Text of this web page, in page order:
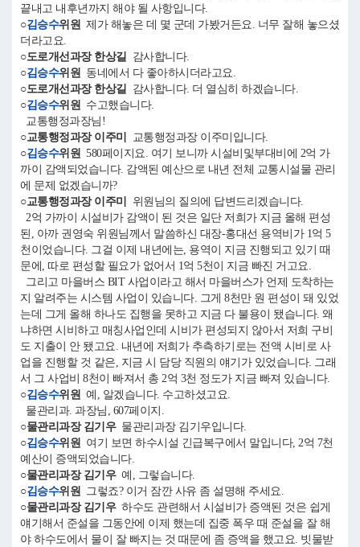
끝내고 내후년까지 해야 될 사항입니다.
○김승수위원 제가 해놓은 데 몇 군데 가봤거든요. 너무 잘해 놓으셨
더라고요.
○도로개선과장 한상길 감사합니다.
○김승수위원 동네에서 다 좋아하시더라고요.
○도로개선과장 한상길 감사합니다. 더 열심히 하겠습니다.
○김승수위원 수고했습니다.
교통행정과장님!
○교통행정과장 이주미
교통행정과장 이주미입니다.
○김승수위원 580페이지요. 여기 보니까 시설비및부대비에 2억 가
까이 감액되었습니다. 감액된 예산으로 내년 전체 교통시설물 관리
에 문제 없겠습니까?
○교통행정과장 이주미
위원님의 질의에 답변드리겠습니다.
2억 가까이 시설비가 감액이 된 것은 일단 저희가 지금 올해 편성
된, 아까 권영숙 위원님께서 말씀하신 대장-홍대선 용역비가 1억 5
천이었습니다. 그걸 이제 내년에는, 용역이 지금 진행되고 있기 때
문에, 따로 편성할 필요가 없어서 1억 5천이 지금 빠진 거고요.
그리고 마을버스 BIT 사업이라고 해서 마을버스가 언제 도착하는
지 알려주는 시스템 사업이 있습니다. 그게 8천만 원 편성이 돼 있었
는데 그게 올해 하나도 집행을 못하고 지금 다 불용이 됐습니다. 왜
냐하면 시비하고 매칭사업인데 시비가 편성되지 않아서 저희 구비
도 지출이 안 됐고요. 내년에 저희가 추측하기로는 전액 시비로 사
업을 진행할 것 같은, 지금 시 담당 직원의 얘기가 있었습니다. 그래
서 그 사업비 8천이 빠져서 총 2억 3천 정도가 지금 빠져 있습니다.
○김승수위원 예, 알겠습니다. 수고하셨고요.
물관리과. 과장님, 607페이지.
○물관리과장 김기우물관리과장 김기우입니다.
○김승수위원 여기 보면 하수시설 긴급복구에서 말입니다, 2억 7천
예산이 증액되었습니다.
○물관리과장 김기우예, 그렇습니다.
○김승수위원 그렇죠? 이거 잠깐 사유 좀 설명해 주세요.
○물관리과장 김기우하수도 관련해서 시설비가 증액된 것은 쉽게
얘기해서 준설을 그동안에 이제 했는데 집중 폭우 때 준설을 잘 해
야 하수도에서 물이 잘 빠지는 것 때문에 좀 증액을 했고요. 빗물받